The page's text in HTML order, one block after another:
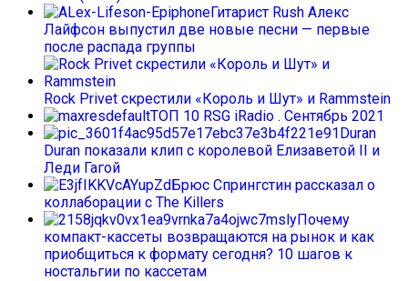
Гитарист Rush Алекс
Лайфсон выпустил две новые песни — первые
после распада группы
Rock Privet скрестили «Король и Шут» и Rammstein
ТОП 10 RSG iRadio . Сентябрь 2021
Duran
Duran показали клип с королевой Елизаветой II и
Леди Гагой
Брюс Спрингстин рассказал о
коллаборации с The Killers
Почему
компакт-кассеты возвращаются на рынок и как
приобщиться к формату сегодня? 10 шагов к
ностальгии по кассетам